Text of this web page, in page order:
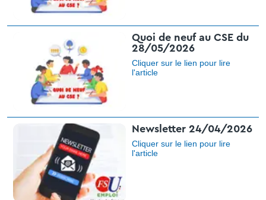
Quoi de neuf au CSE du
28/05/2026
Cliquer sur le lien pour lire
l'article
Newsletter 24/04/2026
Cliquer sur le lien pour lire
l'article​